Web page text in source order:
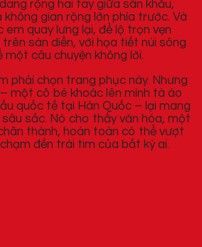
rộng hai tay giữa sân khấu,
gian rộng lớn phía trước. Và
em quay lưng lại, để lộ trọn vẹn
sàn diễn, với họa tiết núi sông
một câu chuyện không lời.
phải chọn trang phục này. Nhưng
một cô bé khoác lên mình tà áo
quốc tế tại Hàn Quốc – lại mang
sắc. Nó cho thấy văn hóa, một
thành, hoàn toàn có thể vượt
đến trái tim của bất kỳ ai.